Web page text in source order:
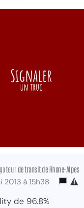
Signaler
un truc
de transit de Rhone-Alpes
2013 à 15h38
de 96.8%